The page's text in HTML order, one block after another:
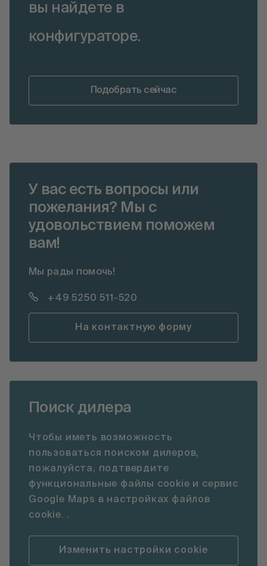
вы найдете в
конфигураторе.
Подобрать сейчас
У вас есть вопросы или
пожелания? Мы с
удовольствием поможем
вам!
Мы рады помочь!
+49 5250 511-520
На контактную форму
Поиск дилера
Чтобы иметь возможность
пользоваться поиском дилеров,
пожалуйста, подтвердите
функциональные файлы cookie и сервис
Google Maps в настройках файлов
cookie. .
Изменить настройки cookie